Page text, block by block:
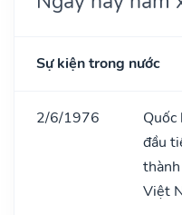
Sự kiện trong nước
2/6/1976
đầu
Việt